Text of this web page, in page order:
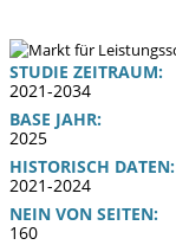
STUDIE ZEITRAUM:
2021-2034
BASE JAHR:
2025
HISTORISCH DATEN:
2021-2024
NEIN VON SEITEN:
160